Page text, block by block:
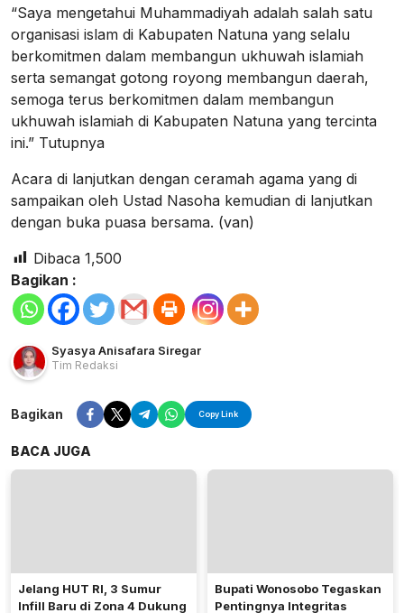
“Saya mengetahui Muhammadiyah adalah salah satu
organisasi islam di Kabupaten Natuna yang selalu
berkomitmen dalam membangun ukhuwah islamiah
serta semangat gotong royong membangun daerah,
semoga terus berkomitmen dalam membangun
ukhuwah islamiah di Kabupaten Natuna yang tercinta
ini.” Tutupnya
Acara di lanjutkan dengan ceramah agama yang di
sampaikan oleh Ustad Nasoha kemudian di lanjutkan
dengan buka puasa bersama. (van)
Dibaca 1,500
Bagikan :
Syasya Anisafara Siregar
Tim Redaksi
Bagikan Copy Link
BACA JUGA
Jelang HUT RI, 3 Sumur
Infill Baru di Zona 4 Dukung
Bupati Wonosobo Tegaskan
Pentingnya Integritas